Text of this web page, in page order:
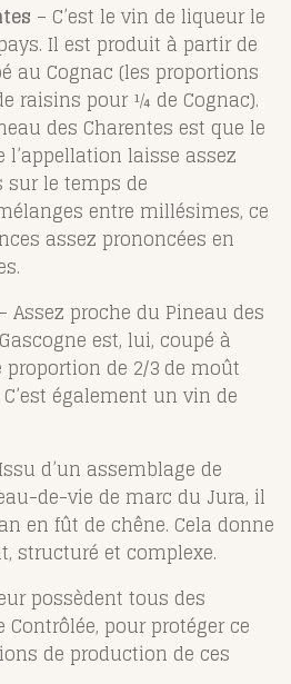
– C’est le vin de liqueur le
Il est produit à partir de
au Cognac (les proportions
raisins pour ¼ de Cognac).
des Charentes est que le
l’appellation laisse assez
sur le temps de
entre millésimes, ce
assez prononcées en
– Assez proche du Pineau des
est, lui, coupé à
proportion de 2/3 de moût
également un vin de
d’un assemblage de
de-vie de marc du Jura, il
en fût de chêne. Cela donne
structuré et complexe.
possèdent tous des
Contrôlée, pour protéger ce
de production de ces